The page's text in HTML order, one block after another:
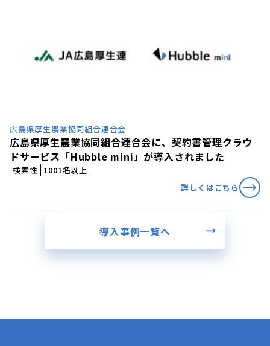
広島県厚生農業協同組合連合会
広島県厚生農業協同組合連合会に、契約書管理クラウ
ドサービス「Hubble mini」が導入されました
検索性 1001名以上
詳しくはこちら
導入事例一覧へ